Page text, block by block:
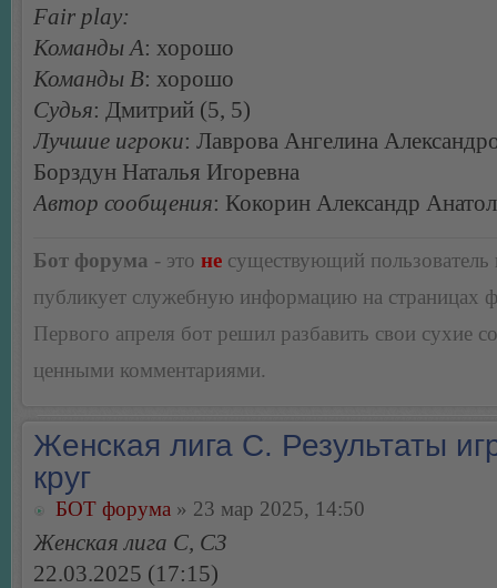
Fair play:
Команды А: хорошо
Команды В: хорошо
Судья: Дмитрий (5, 5)
Лучшие игроки: Лаврова Ангелина
Борздун Наталья Игоревна
Автор сообщения: Кокорин Александр
Бот форума - это не существующий пользователь
публикует служебную информацию на страницах
Первого апреля бот решил разбавить свои сухие
ценными комментариями.
Женская лига С. Результаты
круг
БОТ форума » 23 мар 2025, 14:50
Женская лига С, С3
22.03.2025 (17:15)